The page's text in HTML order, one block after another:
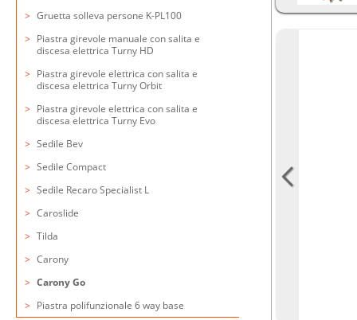
Gruetta solleva persone K-PL100
Piastra girevole manuale con salita e
discesa elettrica Turny HD
Piastra girevole elettrica con salita e
discesa elettrica Turny Orbit
Piastra girevole elettrica con salita e
discesa elettrica Turny Evo
Sedile Bev
Sedile Compact
Sedile Recaro Specialist L
Caroslide
Tilda
Carony
Carony Go
Piastra polifunzionale 6 way base